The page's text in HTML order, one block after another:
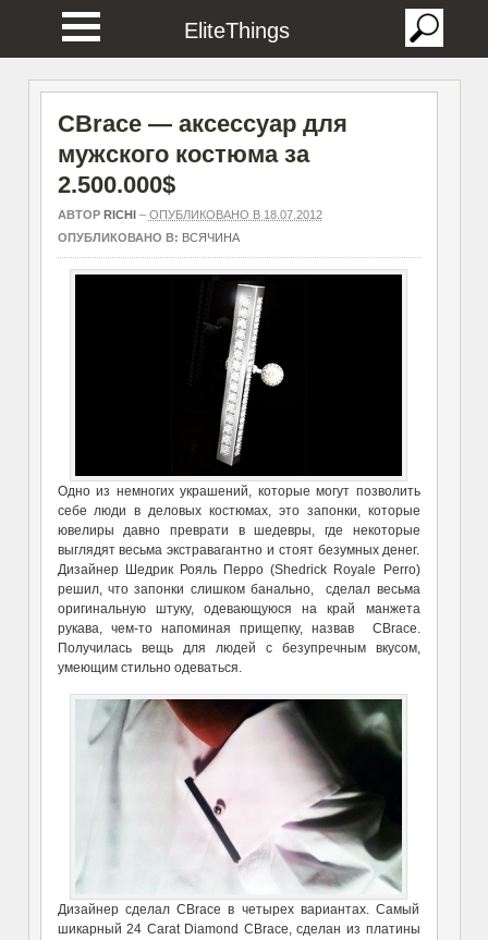
EliteThings
CBrace — аксессуар для
мужского костюма за
2.500.000$
АВТОР RICHI– ОПУБЛИКОВАНО В 18.07.2012
ОПУБЛИКОВАНО В: ВСЯЧИНА
Одно из немногих украшений, которые могут позволить
себе люди в деловых костюмах, это запонки, которые
ювелиры давно преврати в шедевры, где некоторые
выглядят весьма экстравагантно и стоят безумных денег.
Дизайнер Шедрик Рояль Перро (Shedrick Royale Perro)
решил, что запонки слишком банально, сделал весьма
оригинальную штуку, одевающуюся на край манжета
рукава, чем-то напоминая прищепку, назвав CBrace.
Получилась вещь для людей с безупречным вкусом,
умеющим стильно одеваться.
Дизайнер сделал CBrace в четырех вариантах. Самый
шикарный 24 Carat Diamond CBrace, сделан из платины